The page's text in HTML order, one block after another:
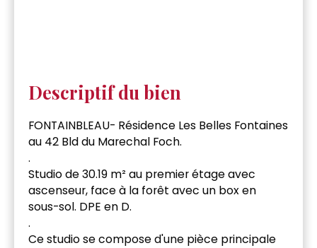
Descriptif du bien
FONTAINBLEAU- Résidence Les Belles Fontaines
au 42 Bld du Marechal Foch.
.
Studio de 30.19 m² au premier étage avec
ascenseur, face à la forêt avec un box en
sous-sol. DPE en D.
.
Ce studio se compose d'une pièce principale